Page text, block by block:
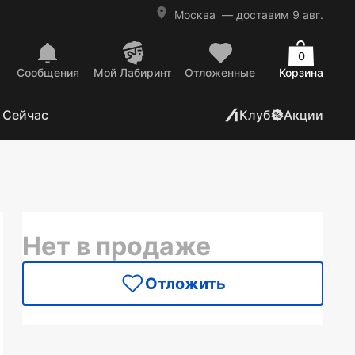
Москва — доставим 9 авг.
Сообщения Mой Лабиринт Отложенные Корзина
0
Клуб Акции
Нет в продаже
Отложить